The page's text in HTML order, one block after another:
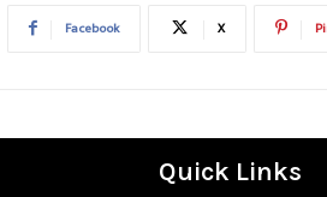
Facebook X
Quick Links